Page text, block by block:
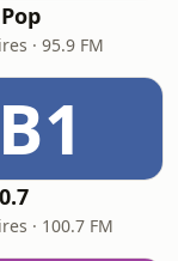
· 95.9 FM
B1
· 100.7 FM